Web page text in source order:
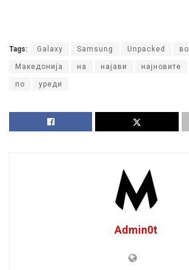
Tags: Galaxy Samsung Unpacked во
Македонија на најави најновите
по уреди
Admin0t